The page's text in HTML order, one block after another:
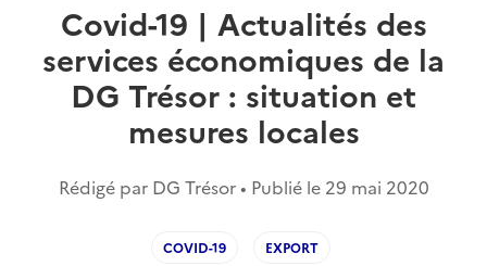
Covid-19 | Actualités des
services économiques de la
DG Trésor : situation et
mesures locales
Rédigé par DG Trésor • Publié le 29 mai 2020
COVID-19 EXPORT